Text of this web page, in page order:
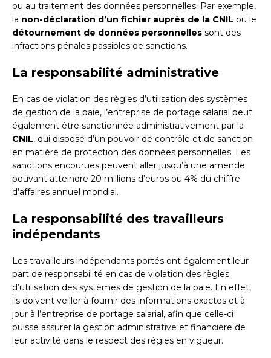
ou au traitement des données personnelles. Par exemple,
la non-déclaration d’un fichier auprès de la CNIL ou le
détournement de données personnelles sont des
infractions pénales passibles de sanctions.
La responsabilité administrative
En cas de violation des règles d’utilisation des systèmes
de gestion de la paie, l’entreprise de portage salarial peut
également être sanctionnée administrativement par la
CNIL, qui dispose d’un pouvoir de contrôle et de sanction
en matière de protection des données personnelles. Les
sanctions encourues peuvent aller jusqu’à une amende
pouvant atteindre 20 millions d’euros ou 4% du chiffre
d’affaires annuel mondial.
La responsabilité des travailleurs
indépendants
Les travailleurs indépendants portés ont également leur
part de responsabilité en cas de violation des règles
d’utilisation des systèmes de gestion de la paie. En effet,
ils doivent veiller à fournir des informations exactes et à
jour à l’entreprise de portage salarial, afin que celle-ci
puisse assurer la gestion administrative et financière de
leur activité dans le respect des règles en vigueur.